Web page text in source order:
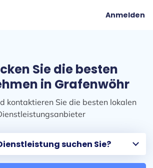
Anmelden
Sie die besten
in Grafenwöhr
kontaktieren Sie die besten lokalen